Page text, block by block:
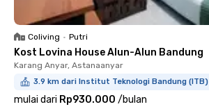
Coliving • Putri
Kost Lovina House Alun-Alun Bandung
Karang Anyar, Astanaanyar
3.9 km dari Institut Teknologi Bandung (ITB)
mulai dari Rp930.000 /bulan